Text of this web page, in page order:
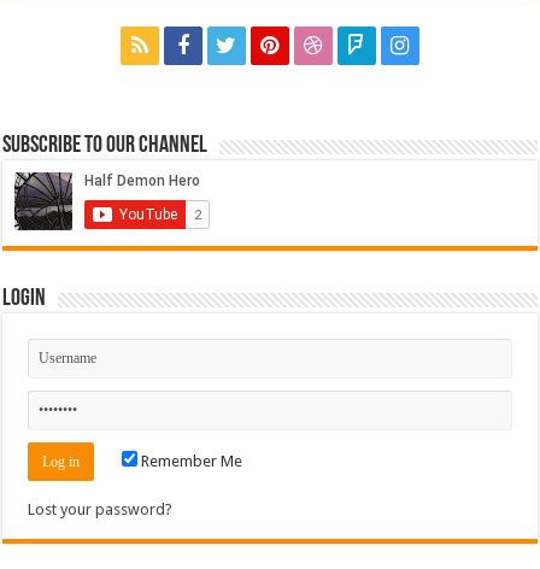
Subscribe to our Channel
Login
Remember Me
Lost your password?